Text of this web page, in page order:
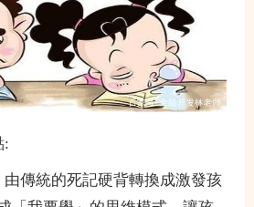
:
傳統的死記硬背轉換成激發孩